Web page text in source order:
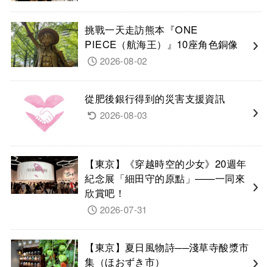
挑戰一天走訪熊本『ONE
PIECE（航海王）』10座角色銅像
2026-08-02
從肥後銀行得到的災害支援資訊
2026-08-03
【東京】《穿越時空的少女》20週年
紀念展「細田守的原點」——一同來
欣賞吧！
2026-07-31
【東京】夏日風物詩──淺草寺酸漿市
集（ほおずき市）